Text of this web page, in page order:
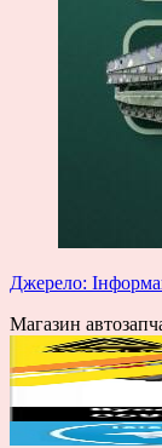
Джерело:
Магазин